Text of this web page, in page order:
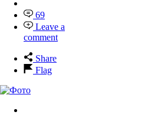
69
Leave a
comment
Share
Flag